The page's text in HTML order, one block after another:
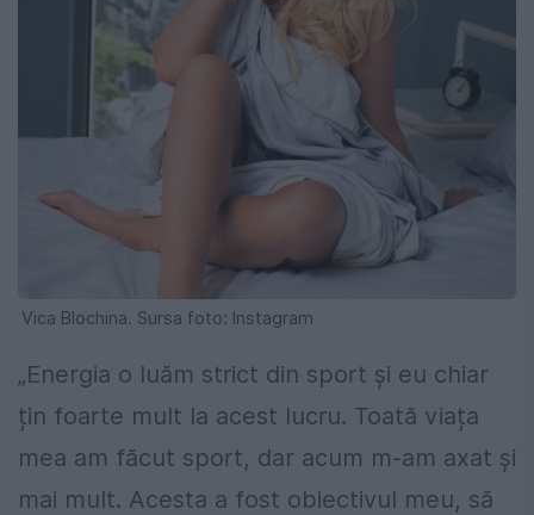
Vica Blochina. Sursa foto: Instagram
„Energia o luăm strict din sport și eu chiar
țin foarte mult la acest lucru. Toată viața
mea am făcut sport, dar acum m-am axat și
mai mult. Acesta a fost obiectivul meu, să